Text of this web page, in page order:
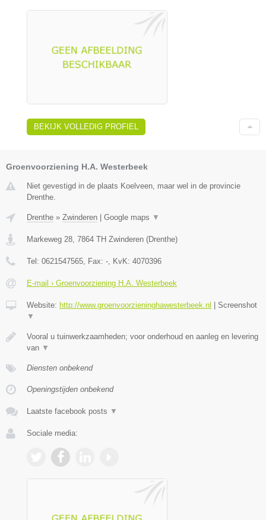
BEKIJK VOLLEDIG PROFIEL
Groenvoorziening H.A. Westerbeek
Niet gevestigd in de plaats Koelveen, maar wel in de provincie
Drenthe.
Drenthe » Zwinderen | Google maps ▼
Markeweg 28 7864 TH Zwinderen (Drenthe)
Tel: 0621547565 , Fax: - , KvK: 4070396
E-mail › Groenvoorziening H.A. Westerbeek
Website: http://www.groenvoorzieninghawesterbeek.nl | Screenshot
▼
Vooral u tuinwerkzaamheden; voor onderhoud en aanleg en levering
van ▼
Diensten onbekend
Openingstijden onbekend
Laatste facebook posts ▼
Sociale media: